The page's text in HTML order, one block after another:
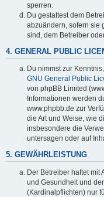
sperren.
Du gestattest dem
abzuändern, sofern sie
sind, dem Betreiber
4. GENERAL PUBLIC
Du nimmst zur
GNU General Public
von phpBB Limited
Informationen werden
www.phpbb.de zur
die Art und Weise, wie
insbesondere die
untersagen oder auf
5. GEWÄHRLEISTUNG
Der Betreiber haftet mit
und Gesundheit und
(Kardinalpflichten) nur